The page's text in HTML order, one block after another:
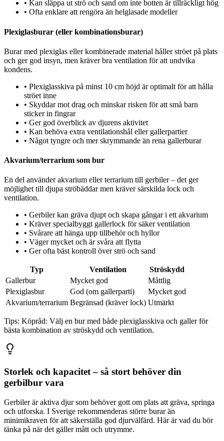
• Kan släppa ut strö och sand om inte botten är tillräckligt hög
• Ofta enklare att rengöra än helglasade modeller
Plexiglasburar (eller kombinationsburar)
Burar med plexiglas eller kombinerade material håller ströet på plats
och ger god insyn, men kräver bra ventilation för att undvika
kondens.
• Plexiglasskiva på minst 10 cm höjd är optimalt för att hålla
ströet inne
• Skyddar mot drag och minskar risken för att små barn
sticker in fingrar
• Ger god överblick av djurens aktivitet
• Kan behöva extra ventilationshål eller gallerpartier
• Något tyngre och mer skrymmande än rena gallerburar
Akvarium/terrarium som bur
En del använder akvarium eller terrarium till gerbiler – det ger
möjlighet till djupa ströbäddar men kräver särskilda lock och
ventilation.
• Gerbiler kan gräva djupt och skapa gångar i ett akvarium
• Kräver specialbyggt gallerlock för säker ventilation
• Svårare att hänga upp tillbehör och hyllor
• Väger mycket och är svåra att flytta
• Ger ofta bäst kontroll över strö och sand
Typ Ventilation
Ströskydd
Gallerbur
Mycket god
Måttlig
Plexiglasbur
God (om gallerparti)
Mycket god
Akvarium/terrarium Begränsad (kräver lock) Utmärkt
Tips: Köpråd: Välj en bur med både plexiglasskiva och galler för
bästa kombination av ströskydd och ventilation.
Storlek och kapacitet – så stort behöver din
gerbilbur vara
Gerbiler är aktiva djur som behöver gott om plats att gräva, springa
och utforska. I Sverige rekommenderas större burar än
minimikraven för att säkerställa god djurvälfärd. Här är vad du bör
tänka på när det gäller mått och utrymme.